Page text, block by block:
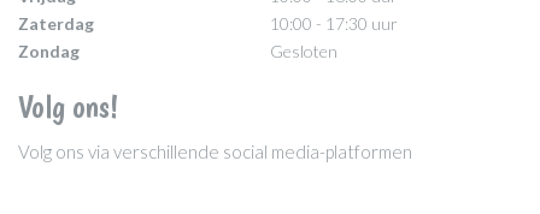
Zaterdag
10:00 - 17:30 uur
Zondag
Gesloten
Volg ons!
Volg ons via verschillende social media-platformen